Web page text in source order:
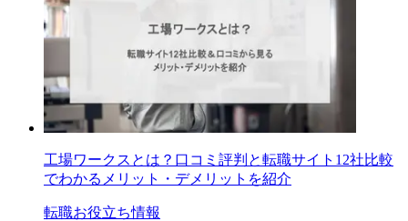
工場ワークスとは？口コミ評判と転職サイト12社比較
でわかるメリット・デメリットを紹介
転職お役立ち情報